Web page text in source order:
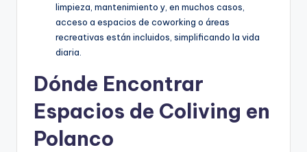
limpieza, mantenimiento y, en muchos casos,
acceso a espacios de coworking o áreas
recreativas están incluidos, simplificando la vida
diaria.
Dónde Encontrar
Espacios de Coliving en
Polanco